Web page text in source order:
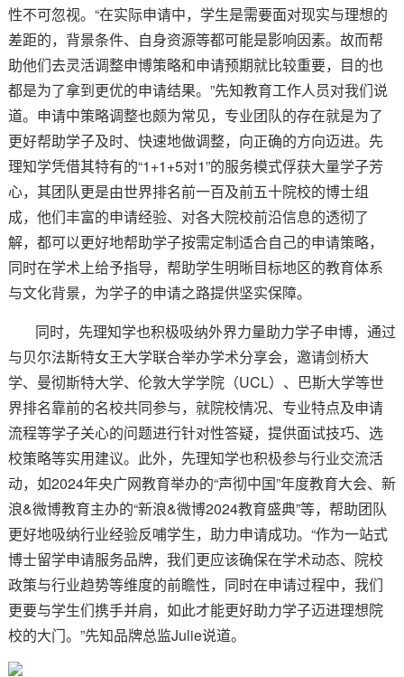
性不可忽视。“在实际申请中，学生是需要面对现实与理想的
差距的，背景条件、自身资源等都可能是影响因素。故而帮
助他们去灵活调整申博策略和申请预期就比较重要，目的也
都是为了拿到更优的申请结果。”先知教育工作人员对我们说
道。申请中策略调整也颇为常见，专业团队的存在就是为了
更好帮助学子及时、快速地做调整，向正确的方向迈进。先
理知学凭借其特有的“1+1+5对1”的服务模式俘获大量学子芳
心，其团队更是由世界排名前一百及前五十院校的博士组
成，他们丰富的申请经验、对各大院校前沿信息的透彻了
解，都可以更好地帮助学子按需定制适合自己的申请策略，
同时在学术上给予指导，帮助学生明晰目标地区的教育体系
与文化背景，为学子的申请之路提供坚实保障。
同时，先理知学也积极吸纳外界力量助力学子申博，通过
与贝尔法斯特女王大学联合举办学术分享会，邀请剑桥大
学、曼彻斯特大学、伦敦大学学院（UCL）、巴斯大学等世
界排名靠前的名校共同参与，就院校情况、专业特点及申请
流程等学子关心的问题进行针对性答疑，提供面试技巧、选
校策略等实用建议。此外，先理知学也积极参与行业交流活
动，如2024年央广网教育举办的“声彻中国”年度教育大会、新
浪&微博教育主办的“新浪&微博2024教育盛典”等，帮助团队
更好地吸纳行业经验反哺学生，助力申请成功。“作为一站式
博士留学申请服务品牌，我们更应该确保在学术动态、院校
政策与行业趋势等维度的前瞻性，同时在申请过程中，我们
更要与学生们携手并肩，如此才能更好助力学子迈进理想院
校的大门。”先知品牌总监Julie说道。